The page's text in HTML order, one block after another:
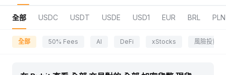
全部 USDC USDT USDE USD1 EUR BRL PLN
全部 50% Fees AI DeFi xStocks 風險投資區